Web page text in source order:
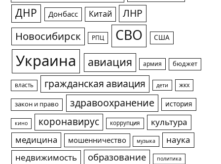
ДНР Донбасс Китай ЛНР
Новосибирск РПЦ СВО США
Украина авиация армия бюджет
власть гражданская авиация дети жкх
закон и право здравоохранение история
кино коронавирус коррупция
культура
медицина
мошенничество музыка
наука
недвижимость
образование политика